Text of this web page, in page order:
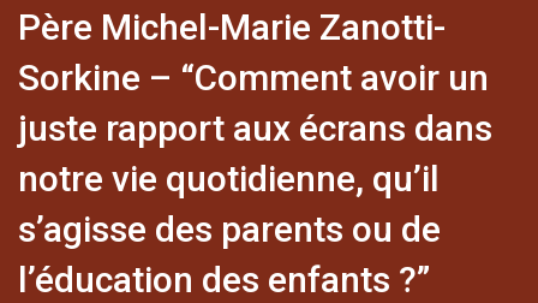
Père Michel-Marie Zanotti-
Sorkine – “Comment avoir un
juste rapport aux écrans dans
notre vie quotidienne, qu’il
s’agisse des parents ou de
l’éducation des enfants ?”